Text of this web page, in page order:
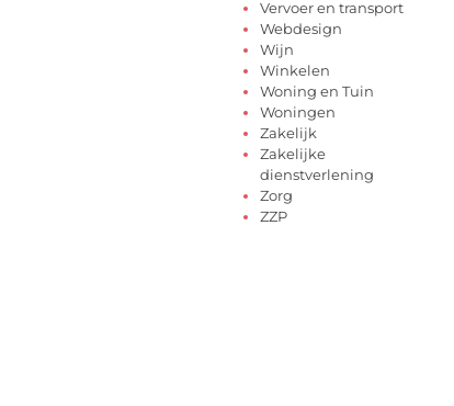
Vervoer en transport
Webdesign
Wijn
Winkelen
Woning en Tuin
Woningen
Zakelijk
Zakelijke
dienstverlening
Zorg
ZZP